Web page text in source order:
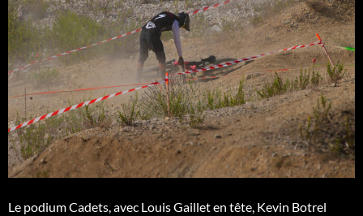
Le podium Cadets, avec Louis Gaillet en tête, Kevin Botrel